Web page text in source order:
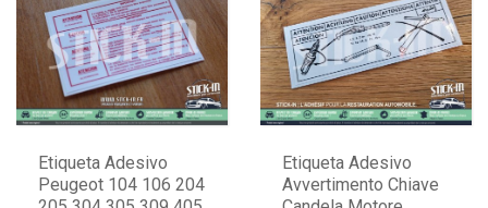
Etiqueta Adesivo
Peugeot 104 106 204
Etiqueta Adesivo
Avvertimento Chiave